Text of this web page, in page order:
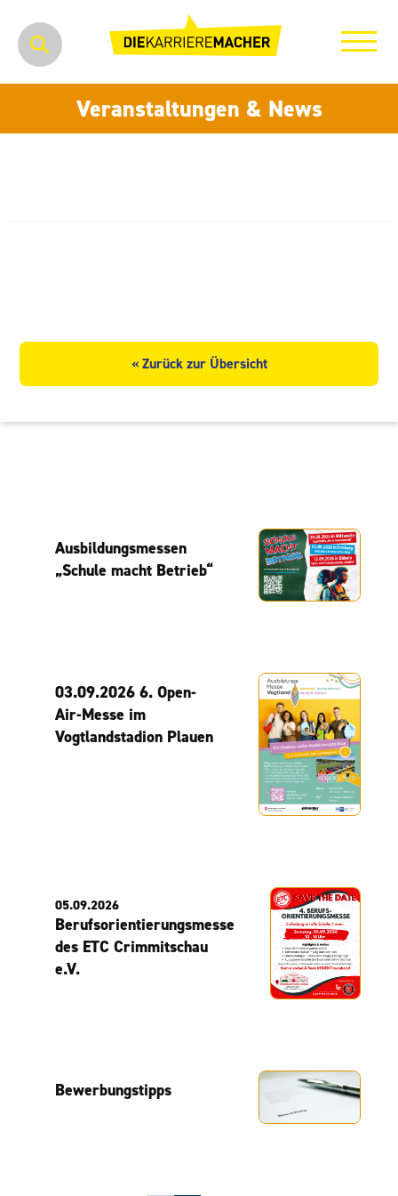
Veranstaltungen & News
« Zurück zur Übersicht
Ausbildungsmessen
„Schule macht Betrieb“
03.09.2026 6. Open-
Air-Messe im
Vogtlandstadion Plauen
05.09.2026
Berufsorientierungsmesse
des ETC Crimmitschau
e.V.
Bewerbungstipps